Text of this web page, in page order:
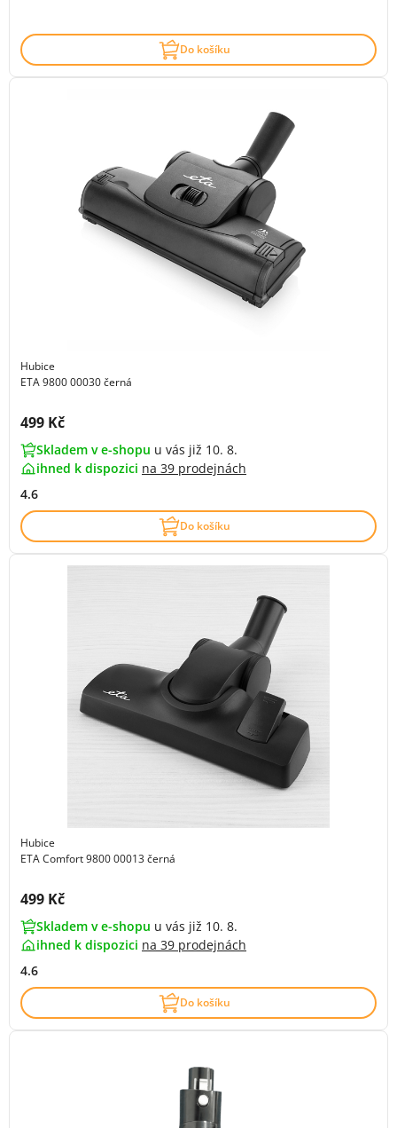
Do košíku
Hubice
ETA 9800 00030 černá
Cena s DPH:
499 Kč
Skladem v e-shopu u vás již 10. 8.
ihned k dispozici na 39 prodejnách
4.6
Do košíku
Hubice
ETA Comfort 9800 00013 černá
Cena s DPH:
499 Kč
Skladem v e-shopu u vás již 10. 8.
ihned k dispozici na 39 prodejnách
4.6
Do košíku